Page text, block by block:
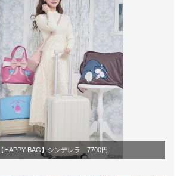
【HAPPY BAG】シンデレラ 7700円